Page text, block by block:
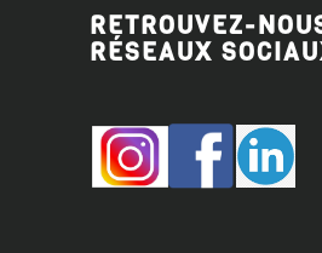
RETROUVEZ-
RÉSEAUX